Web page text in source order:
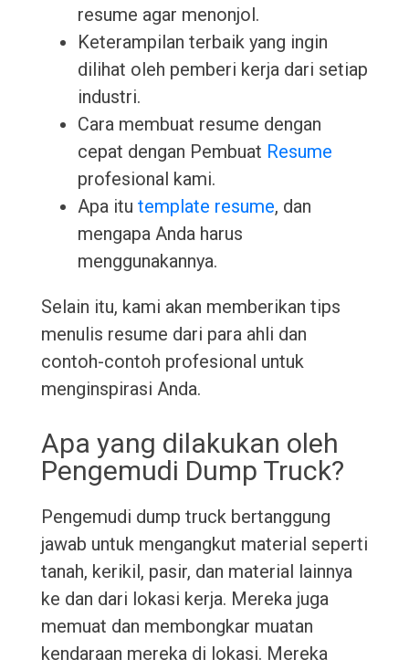
resume agar menonjol.
Keterampilan terbaik yang ingin
dilihat oleh pemberi kerja dari setiap
industri.
Cara membuat resume dengan
cepat dengan Pembuat Resume
profesional kami.
Apa itu template resume, dan
mengapa Anda harus
menggunakannya.
Selain itu, kami akan memberikan tips
menulis resume dari para ahli dan
contoh-contoh profesional untuk
menginspirasi Anda.
Apa yang dilakukan oleh
Pengemudi Dump Truck?
Pengemudi dump truck bertanggung
jawab untuk mengangkut material seperti
tanah, kerikil, pasir, dan material lainnya
ke dan dari lokasi kerja. Mereka juga
memuat dan membongkar muatan
kendaraan mereka di lokasi. Mereka